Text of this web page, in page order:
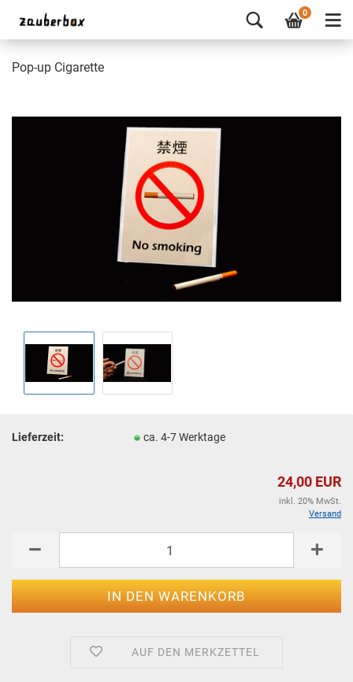
0
Pop-up Cigarette
Lieferzeit: ca. 4-7 Werktage
24,00 EUR
inkl. 20% MwSt.
Versand
AUF DEN MERKZETTEL